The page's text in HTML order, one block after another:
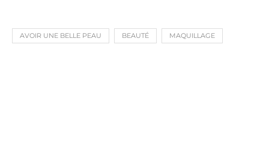
AVOIR UNE BELLE PEAU BEAUTÉ MAQUILLAGE